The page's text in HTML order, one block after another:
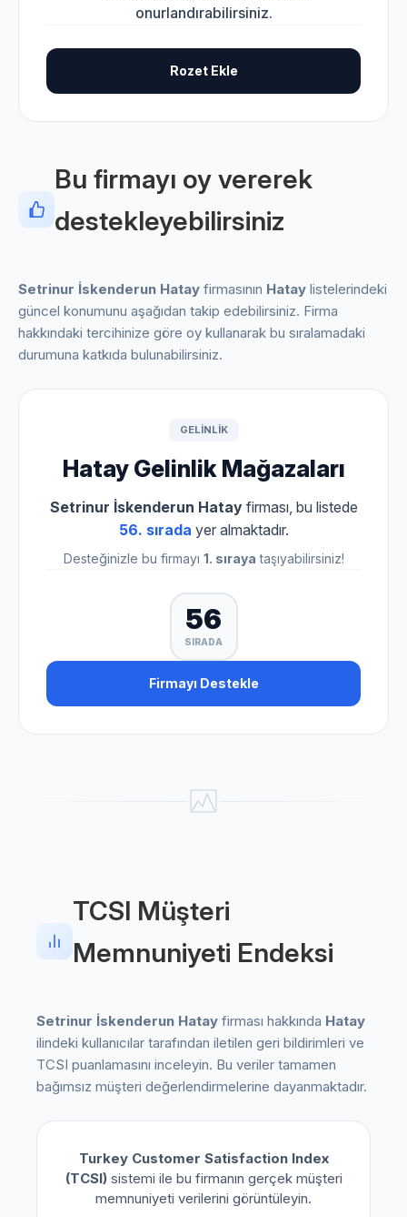
onurlandırabilirsiniz.
Rozet Ekle
Bu firmayı oy vererek
destekleyebilirsiniz
Setrinur İskenderun Hatay firmasının Hatay listelerindeki
güncel konumunu aşağıdan takip edebilirsiniz. Firma
hakkındaki tercihinize göre oy kullanarak bu sıralamadaki
durumuna katkıda bulunabilirsiniz.
GELINLIK
Hatay Gelinlik Mağazaları
Setrinur İskenderun Hatayfirması, bu listede
56. sırada yer almaktadır.
Desteğinizle bu firmayı 1. sıraya taşıyabilirsiniz!
56
SIRADA
Firmayı Destekle
TCSI Müşteri
Memnuniyeti Endeksi
Setrinur İskenderun Hatay firması hakkında Hatay
ilindeki kullanıcılar tarafından iletilen geri bildirimleri ve
TCSI puanlamasını inceleyin. Bu veriler tamamen
bağımsız müşteri değerlendirmelerine dayanmaktadır.
Turkey Customer Satisfaction Index
(TCSI)sistemi ile bu firmanın gerçek müşteri
memnuniyeti verilerini görüntüleyin.